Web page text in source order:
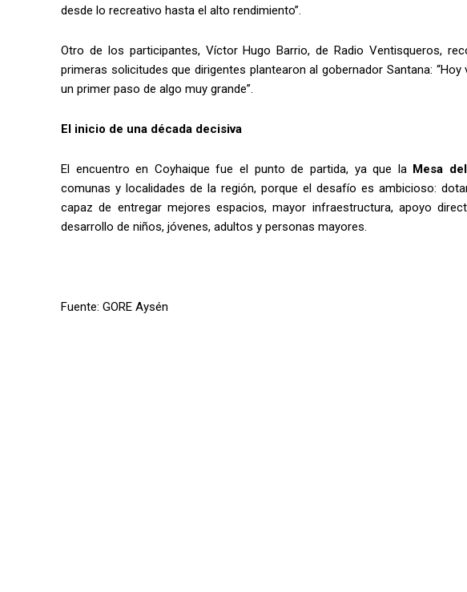
desde lo recreativo hasta el alto rendimiento”.
Otro de los participantes, Víctor Hugo Barrio, de Radio Ventisqueros,
primeras solicitudes que dirigentes plantearon al gobernador Santana:
un primer paso de algo muy grande”.
El inicio de una década decisiva
El encuentro en Coyhaique fue el punto de partida, ya que la Mesa
comunas y localidades de la región, porque el desafío es ambicioso:
capaz de entregar mejores espacios, mayor infraestructura, apoyo
desarrollo de niños, jóvenes, adultos y personas mayores.
Fuente: GORE Aysén